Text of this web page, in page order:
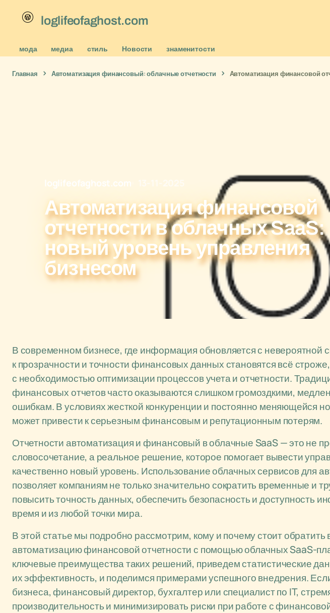
loglifeofaghost.com
мода медиа стиль Новости знаменитости
Главная Автоматизация финансовый: облачные отчетности Автоматизация финансовой
loglifeofaghost.com
Автоматизация финансовой
отчетности в облачных SaaS:
новый уровень управления
бизнесом
В современном бизнесе, где информация обновляется с невероятной
к прозрачности и точности финансовых данных становятся всё
с необходимостью оптимизации процессов учета и отчетности.
финансовых отчетов часто оказываются слишком громоздкими,
ошибкам. В условиях жесткой конкуренции и постоянно меняющейся
может привести к серьезным финансовым и репутационным потерям.
Отчетности автоматизация и финансовый в облачные SaaS — это не
словосочетание, а реальное решение, которое помогает вывести
качественно новый уровень. Использование облачных сервисов для
позволяет компаниям не только значительно сократить временные и
повысить точность данных, обеспечить безопасность и доступность
время и из любой точки мира.
В этой статье мы подробно рассмотрим, кому и почему стоит
автоматизацию финансовой отчетности с помощью облачных SaaS-
ключевые преимущества таких решений, приведем статистические
их эффективность, и поделимся примерами успешного внедрения.
бизнеса, финансовый директор, бухгалтер или специалист по IT,
производительность и минимизировать риски при работе с